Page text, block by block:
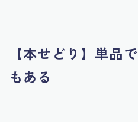
【本せどり】単品
もある